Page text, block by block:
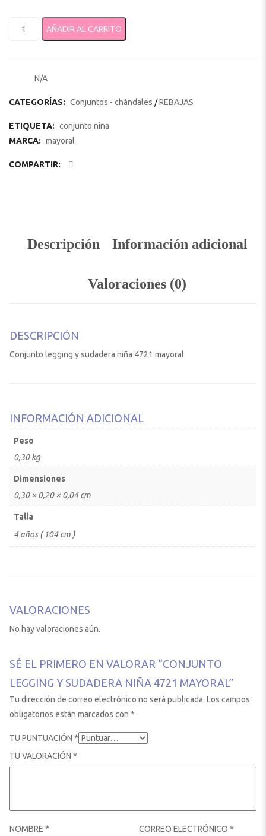
Conjunto legging y sudadera niña 4721 mayoral cantidad
AÑADIR AL CARRITO
N/A
CATEGORÍAS: Conjuntos - chándales /REBAJAS
ETIQUETA: conjunto niña
MARCA: mayoral
COMPARTIR:
Descripción Información adicional
Valoraciones (0)
DESCRIPCIÓN
Conjunto legging y sudadera niña 4721 mayoral
INFORMACIÓN ADICIONAL
Peso
0,30 kg
Dimensiones
0,30 × 0,20 × 0,04 cm
Talla
4 años ( 104 cm )
VALORACIONES
No hay valoraciones aún.
SÉ EL PRIMERO EN VALORAR “CONJUNTO
LEGGING Y SUDADERA NIÑA 4721 MAYORAL”
Tu dirección de correo electrónico no será publicada. Los campos
obligatorios están marcados con *
TU PUNTUACIÓN *
TU VALORACIÓN *
NOMBRE * CORREO ELECTRÓNICO *